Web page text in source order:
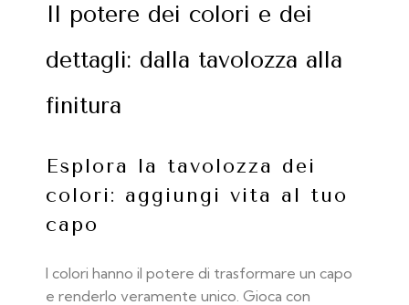
Il potere dei colori e dei
dettagli: dalla tavolozza alla
finitura
Esplora la tavolozza dei
colori: aggiungi vita al tuo
capo
I colori hanno il potere di trasformare un capo
e renderlo veramente unico. Gioca con